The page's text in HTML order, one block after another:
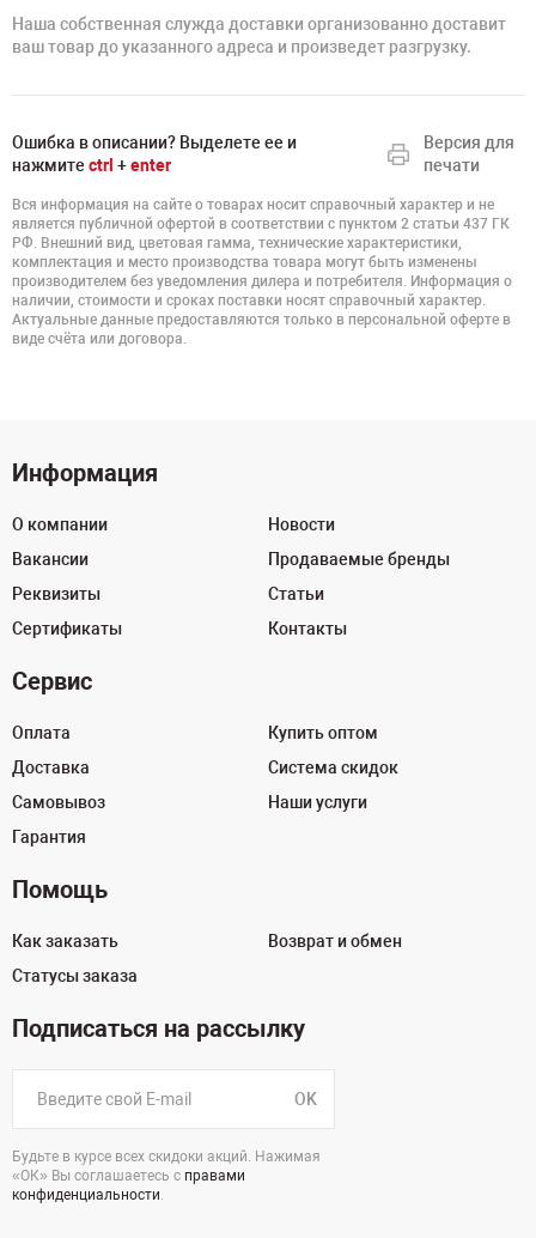
Наша собственная служда доставки организованно доставит
ваш товар до указанного адреса и произведет разгрузку.
Ошибка в описании? Выделете ее и
нажмите ctrl +enter
Версия для
печати
Вся информация на сайте о товарах носит справочный характер и не
является публичной офертой в соответствии с пунктом 2 статьи 437 ГК
РФ. Внешний вид, цветовая гамма, технические характеристики,
комплектация и место производства товара могут быть изменены
производителем без уведомления дилера и потребителя. Информация о
наличии, стоимости и сроках поставки носят справочный характер.
Актуальные данные предоставляются только в персональной оферте в
виде счёта или договора.
Информация
О компании
Вакансии
Реквизиты
Сертификаты
Новости
Продаваемые бренды
Статьи
Контакты
Сервис
Оплата
Доставка
Самовывоз
Гарантия
Купить оптом
Система скидок
Наши услуги
Помощь
Как заказать
Статусы заказа
Возврат и обмен
Подписаться на рассылку
OK
Будьте в курсе всех скидоки акций. Нажимая
«ОК» Вы соглашаетесь с правами
конфиденциальности.